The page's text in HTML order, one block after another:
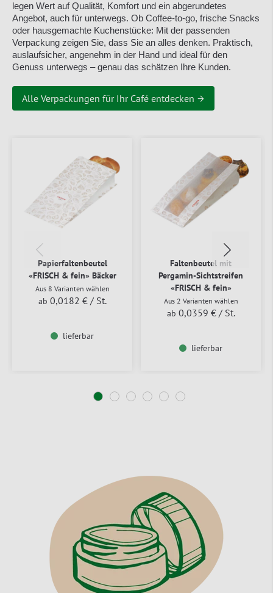
legen Wert auf Qualität, Komfort und ein abgerundetes
Angebot, auch für unterwegs. Ob Coffee-to-go, frische Snacks
oder hausgemachte Kuchenstücke: Mit der passenden
Verpackung zeigen Sie, dass Sie an alles denken. Praktisch,
auslaufsicher, angenehm in der Hand und ideal für den
Genuss unterwegs – genau das schätzen Ihre Kunden.
Alle Verpackungen für Ihr Café entdecken →
Papierfaltenbeutel
«FRISCH & fein» Bäcker
Aus 8 Varianten wählen
ab 0,0182 € / St.
lieferbar
Faltenbeutel mit
Pergamin-Sichtstreifen
«FRISCH & fein»
Aus 2 Varianten wählen
ab 0,0359 € / St.
lieferbar